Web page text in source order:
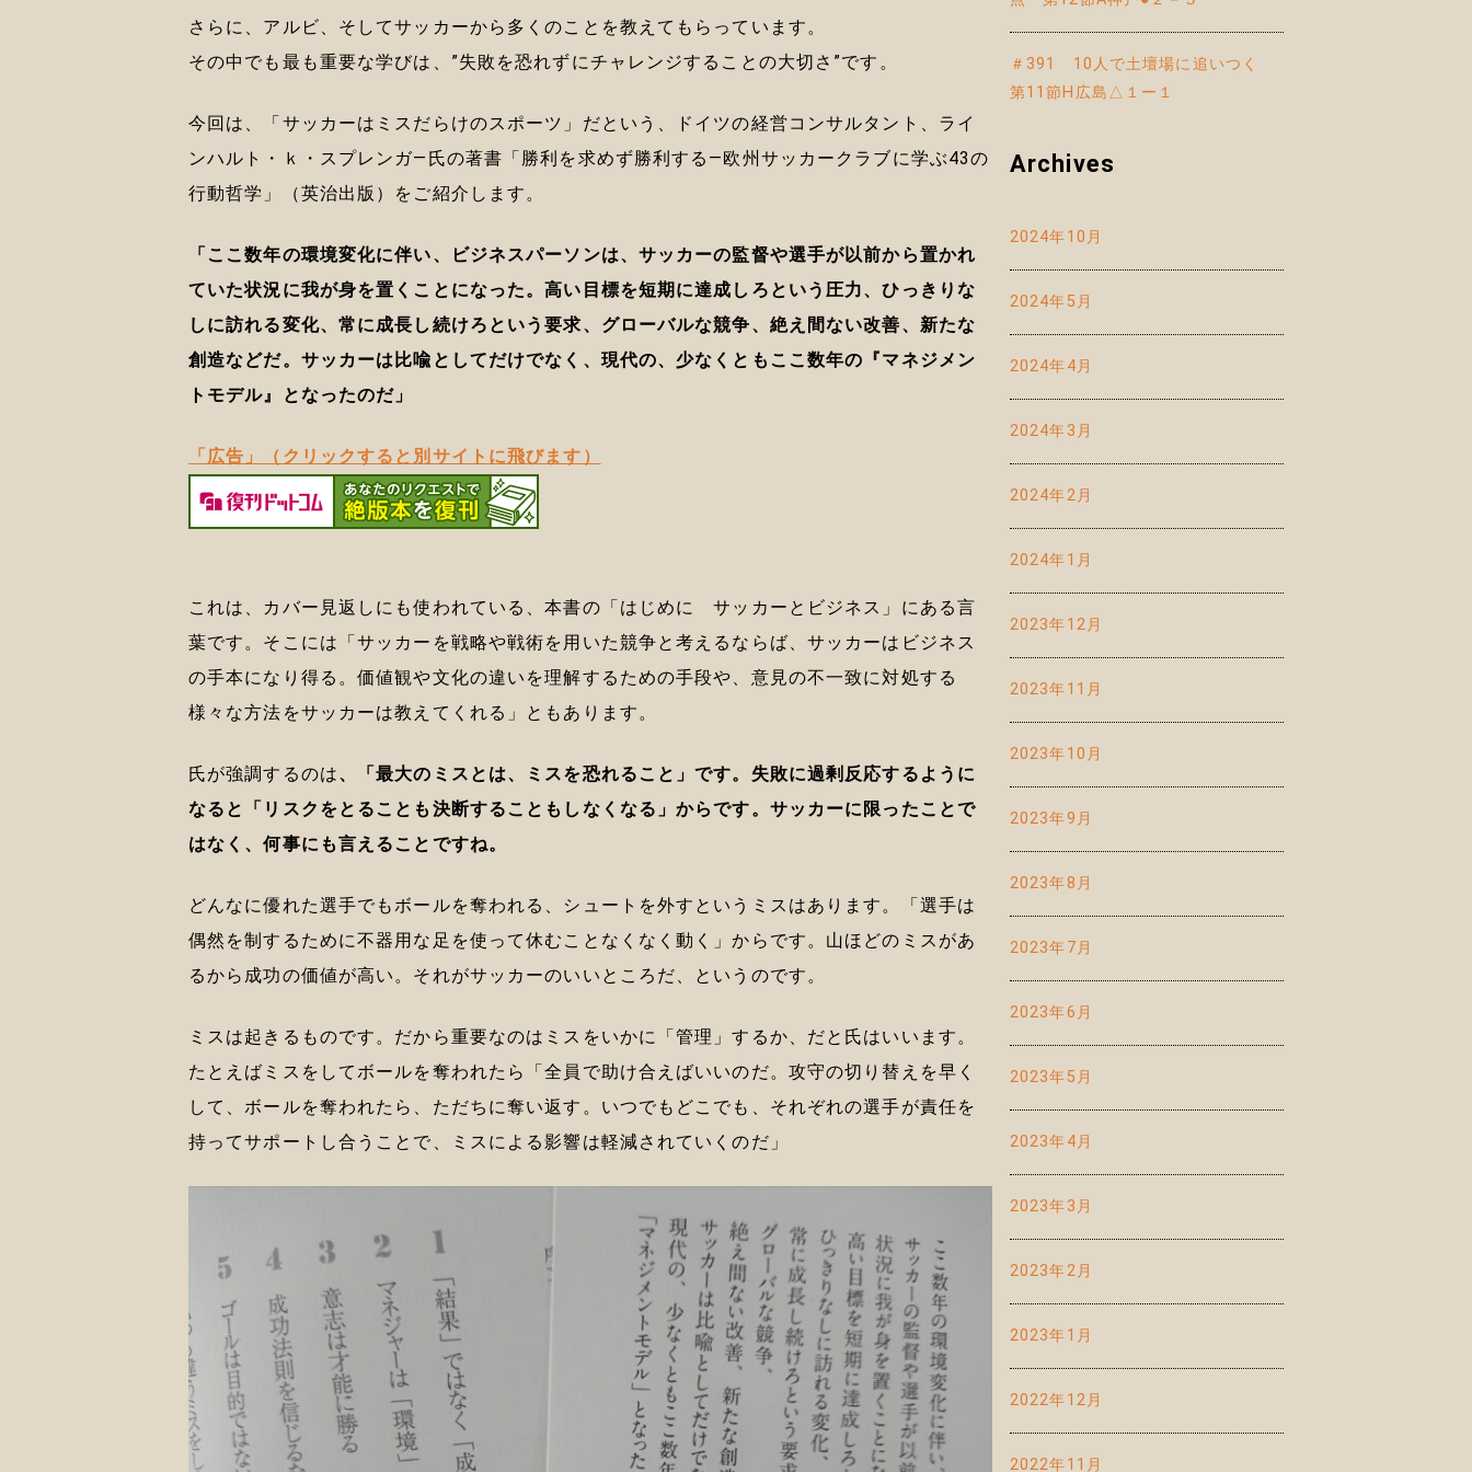
さらに、アルビ、そしてサッカーから多くのことを教えてもらっています。
その中でも最も重要な学びは、”失敗を恐れずにチャレンジすることの大切さ”です。
今回は、「サッカーはミスだらけのスポーツ」だという、ドイツの経営コンサルタント、ライ
ンハルト・ｋ・スプレンガ―氏の著書「勝利を求めず勝利する―欧州サッカークラブに学ぶ43の
行動哲学」（英治出版）をご紹介します。
「ここ数年の環境変化に伴い、ビジネスパーソンは、サッカーの監督や選手が以前から置かれ
ていた状況に我が身を置くことになった。高い目標を短期に達成しろという圧力、ひっきりな
しに訪れる変化、常に成長し続けろという要求、グローバルな競争、絶え間ない改善、新たな
創造などだ。サッカーは比喩としてだけでなく、現代の、少なくともここ数年の『マネジメン
トモデル』となったのだ」
「広告」（クリックすると別サイトに飛びます）
これは、カバー見返しにも使われている、本書の「はじめに サッカーとビジネス」にある言
葉です。そこには「サッカーを戦略や戦術を用いた競争と考えるならば、サッカーはビジネス
の手本になり得る。価値観や文化の違いを理解するための手段や、意見の不一致に対処する
様々な方法をサッカーは教えてくれる」ともあります。
氏が強調するのは、「最大のミスとは、ミスを恐れること」です。失敗に過剰反応するように
なると「リスクをとることも決断することもしなくなる」からです。サッカーに限ったことで
はなく、何事にも言えることですね。
どんなに優れた選手でもボールを奪われる、シュートを外すというミスはあります。「選手は
偶然を制するために不器用な足を使って休むことなくなく動く」からです。山ほどのミスがあ
るから成功の価値が高い。それがサッカーのいいところだ、というのです。
ミスは起きるものです。だから重要なのはミスをいかに「管理」するか、だと氏はいいます。
たとえばミスをしてボールを奪われたら「全員で助け合えばいいのだ。攻守の切り替えを早く
して、ボールを奪われたら、ただちに奪い返す。いつでもどこでも、それぞれの選手が責任を
持ってサポートし合うことで、ミスによる影響は軽減されていくのだ」
＃391 10人で土壇場に追いつく
第11節H広島△１ー１
Archives
2024年10月
2024年5月
2024年4月
2024年3月
2024年2月
2024年1月
2023年12月
2023年11月
2023年10月
2023年9月
2023年8月
2023年7月
2023年6月
2023年5月
2023年4月
2023年3月
2023年2月
2023年1月
2022年12月
2022年11月